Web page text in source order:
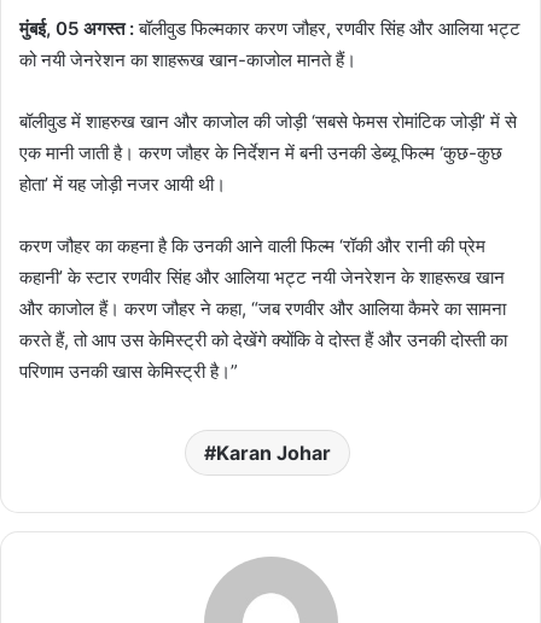
मुंबई, 05 अगस्त :बॉलीवुड फिल्मकार करण जौहर, रणवीर सिंह और आलिया भट्ट
को नयी जेनरेशन का शाहरूख खान-काजोल मानते हैं।
बॉलीवुड में शाहरुख खान और काजोल की जोड़ी ‘सबसे फेमस रोमांटिक जोड़ी’ में से
एक मानी जाती है। करण जौहर के निर्देशन में बनी उनकी डेब्यू फिल्म ‘कुछ-कुछ
होता’ में यह जोड़ी नजर आयी थी।
करण जौहर का कहना है कि उनकी आने वाली फिल्म ‘रॉकी और रानी की प्रेम
कहानी’ के स्टार रणवीर सिंह और आलिया भट्ट नयी जेनरेशन के शाहरूख खान
और काजोल हैं। करण जौहर ने कहा, “जब रणवीर और आलिया कैमरे का सामना
करते हैं, तो आप उस केमिस्ट्री को देखेंगे क्योंकि वे दोस्त हैं और उनकी दोस्ती का
परिणाम उनकी खास केमिस्ट्री है।”
Karan Johar